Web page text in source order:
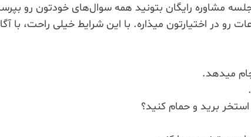
مشاوره رایگان بتونید همه سوال‌های خودتون رو
رو در اختیارتون میذاره. با این شرایط خیلی راحت، با
میدهد.
استخر برید و حمام کنید؟